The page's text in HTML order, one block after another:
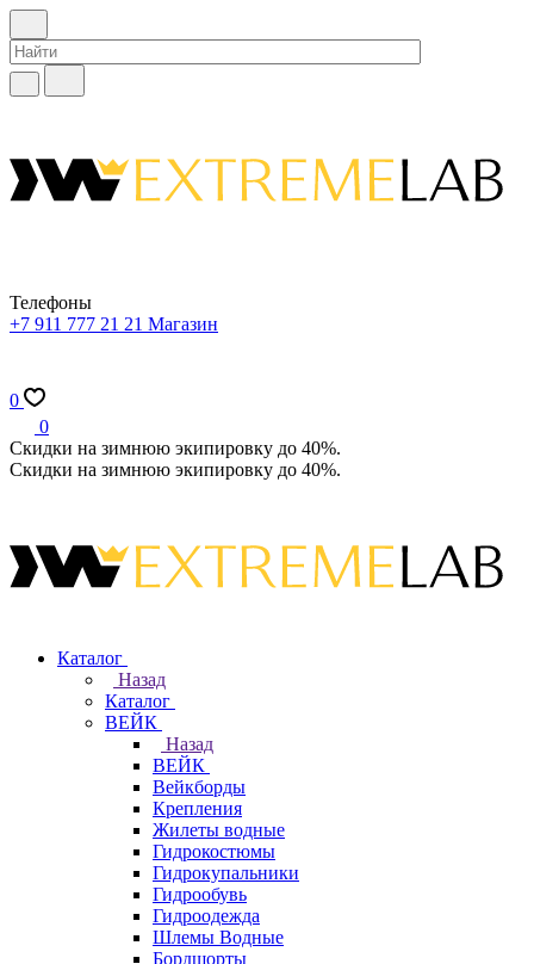
Телефоны
+7 911 777 21 21 Магазин
0
0
Скидки на зимнюю экипировку до 40%.
Скидки на зимнюю экипировку до 40%.
Каталог
Назад
Каталог
ВЕЙК
Назад
ВЕЙК
Вейкборды
Крепления
Жилеты водные
Гидрокостюмы
Гидрокупальники
Гидрообувь
Гидроодежда
Шлемы Водные
Бордшорты